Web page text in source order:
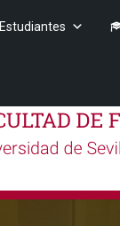
Estudiantes